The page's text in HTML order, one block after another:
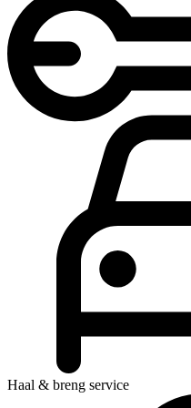
Haal & breng service